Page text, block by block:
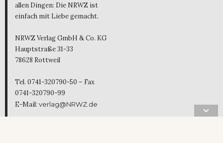
allen Dingen: Die NRWZ ist
einfach mit Liebe gemacht.
NRWZ Verlag GmbH & Co. KG
Hauptstraße 31-33
78628 Rottweil
Tel. 0741-320790-50 – Fax
0741-320790-99
E-Mail: verlag@NRWZ.de